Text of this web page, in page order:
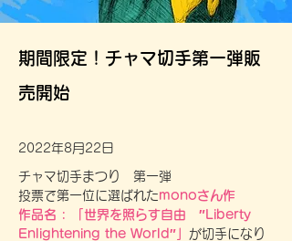
期間限定！チャマ切手第一弾販
売開始
2022年8月22日
チャマ切手まつり　第一弾
投票で第一位に選ばれたmonoさん作
作品名 : 「世界を照らす自由　″Liberty
Enlightening the World″」 が切手になり